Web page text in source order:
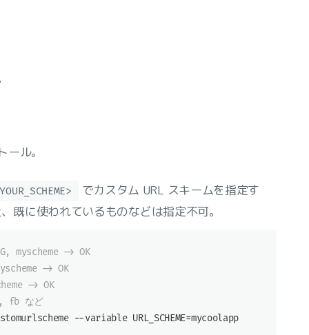
ール。
でカスタム URL スキームを指定す
既に使われているものなどは指定不可。
myscheme -> OK
-> OK
-> OK
fb など
--variable URL_SCHEME=mycoolapp